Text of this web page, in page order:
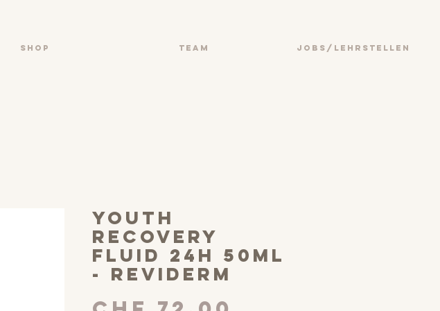
SHOP TEAM JOBS/LEHRSTELLEN
youth
recovery
fluid 24h 50ml
- Reviderm